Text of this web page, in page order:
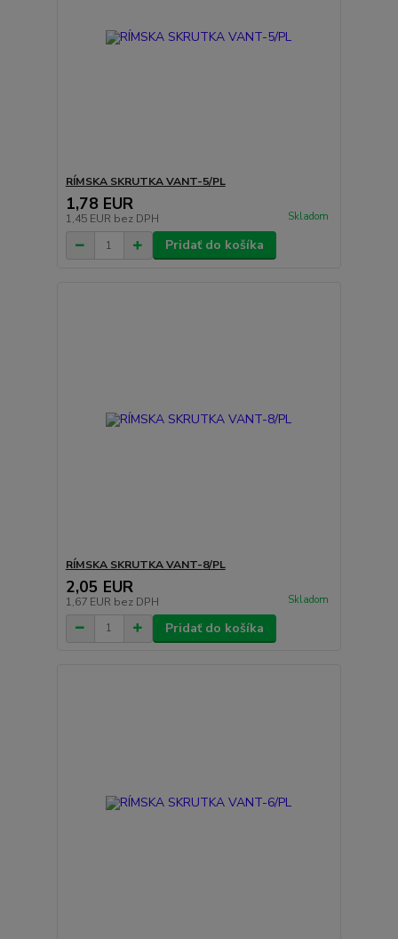
RÍMSKA SKRUTKA VANT-5/PL
1,78 EUR
1,45 EUR bez DPH Skladom
Pridať do košíka
RÍMSKA SKRUTKA VANT-8/PL
2,05 EUR
1,67 EUR bez DPH Skladom
Pridať do košíka